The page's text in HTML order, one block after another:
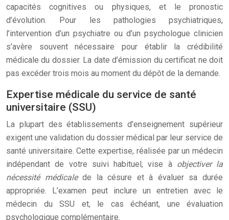
capacités cognitives ou physiques, et le pronostic
d’évolution. Pour les pathologies psychiatriques,
l’intervention d’un psychiatre ou d’un psychologue clinicien
s’avère souvent nécessaire pour établir la crédibilité
médicale du dossier. La date d’émission du certificat ne doit
pas excéder trois mois au moment du dépôt de la demande.
Expertise médicale du service de santé
universitaire (SSU)
La plupart des établissements d’enseignement supérieur
exigent une validation du dossier médical par leur service de
santé universitaire. Cette expertise, réalisée par un médecin
indépendant de votre suivi habituel, vise à objectiver la
nécessité médicalede la césure et à évaluer sa durée
appropriée. L’examen peut inclure un entretien avec le
médecin du SSU et, le cas échéant, une évaluation
psychologique complémentaire.